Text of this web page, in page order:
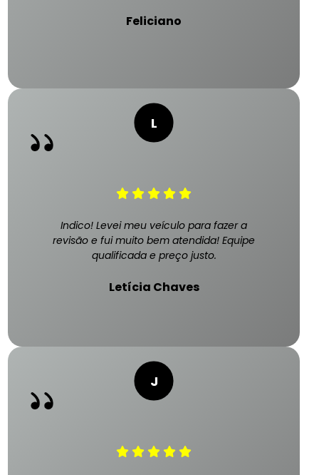
Feliciano
Indico! Levei meu veículo para fazer a
revisão e fui muito bem atendida! Equipe
qualificada e preço justo.
Letícia Chaves